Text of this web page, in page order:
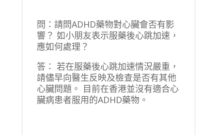
問：請問ADHD藥物對心臟會否有影
響？ 如小朋友表示服藥後心跳加速，
應如何處理？
答： 若在服藥後心跳加速情況嚴重，
請儘早向醫生反映及檢查是否有其他
心臟問題。 目前在香港並沒有適合心
臟病患者服用的ADHD藥物。